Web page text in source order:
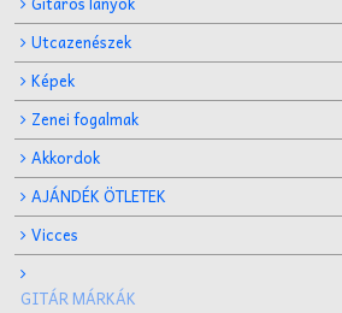
Utcazenészek
Képek
Zenei fogalmak
Akkordok
AJÁNDÉK ÖTLETEK
Vicces
GITÁR MÁRKÁK